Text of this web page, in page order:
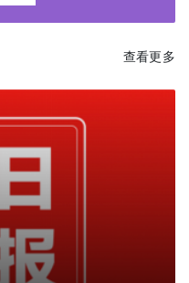
查看更多